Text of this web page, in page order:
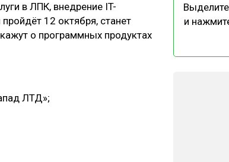
КАЛЕНДАРЬ ВЫСТАВОК
в ЛПК, внедрение IT-
12 октября, станет
о программных продуктах
ЛТД»;
и